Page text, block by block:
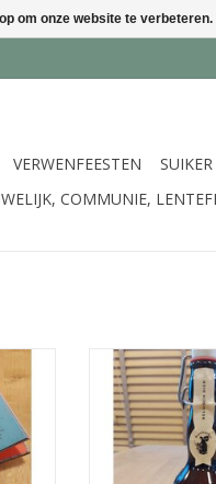
VERWENFEESTEN
COMMUNIE,
om
Boerinneke
beugelflesje 9.5
TOEVOEGEN AAN
om onze website te